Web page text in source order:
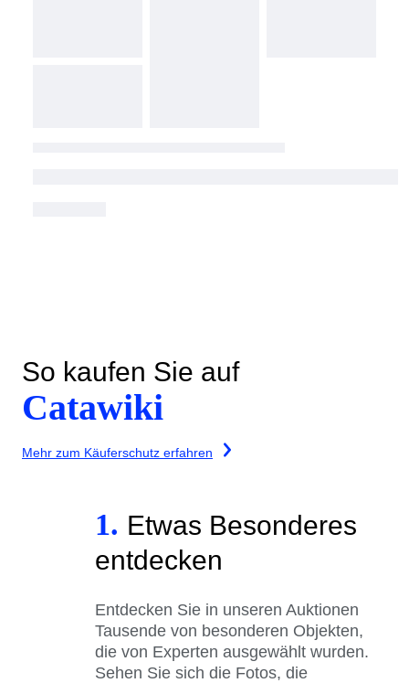
So kaufen Sie auf
Catawiki
Mehr zum Käuferschutz erfahren
1. Etwas Besonderes
entdecken
Entdecken Sie in unseren Auktionen
Tausende von besonderen Objekten,
die von Experten ausgewählt wurden.
Sehen Sie sich die Fotos, die